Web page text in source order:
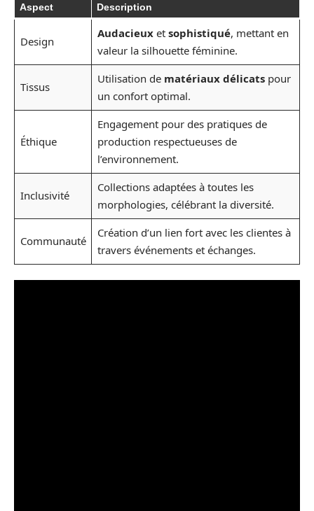
Aspect Description
Design
Audacieuxet sophistiqué, mettant en
valeur la silhouette féminine.
Tissus
Utilisation de matériaux délicatspour
un confort optimal.
Éthique
Engagement pour des pratiques de
production respectueuses de
l’environnement.
Inclusivité
Collections adaptées à toutes les
morphologies, célébrant la diversité.
Communauté
Création d’un lien fort avec les clientes à
travers événements et échanges.